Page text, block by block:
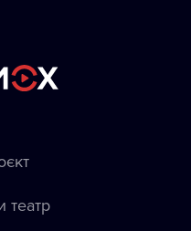
театр